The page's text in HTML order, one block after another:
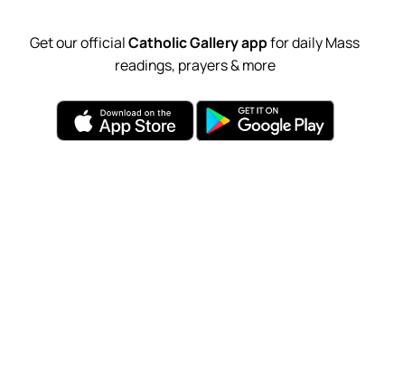
Get our officialCatholic Gallery appfor daily Mass
readings, prayers & more